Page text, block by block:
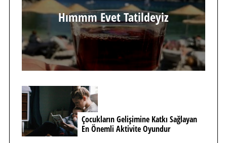
Hımmm Evet Tatildeyiz
Çocukların Gelişimine Katkı Sağlayan
En Önemli Aktivite Oyundur